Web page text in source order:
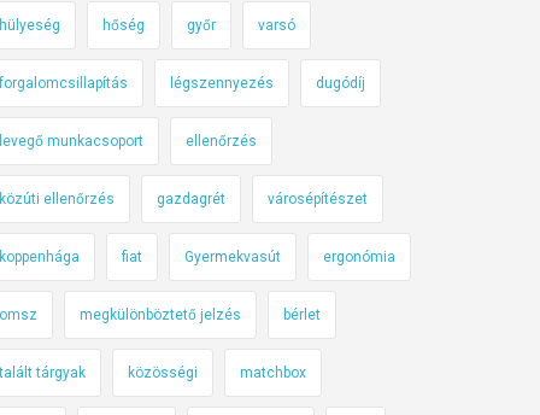
hülyeség hőség győr varsó
forgalomcsillapítás légszennyezés dugódíj
levegő munkacsoport ellenőrzés
közúti ellenőrzés gazdagrét városépítészet
koppenhága fiat Gyermekvasút ergonómia
omsz megkülönböztető jelzés bérlet
talált tárgyak közösségi matchbox